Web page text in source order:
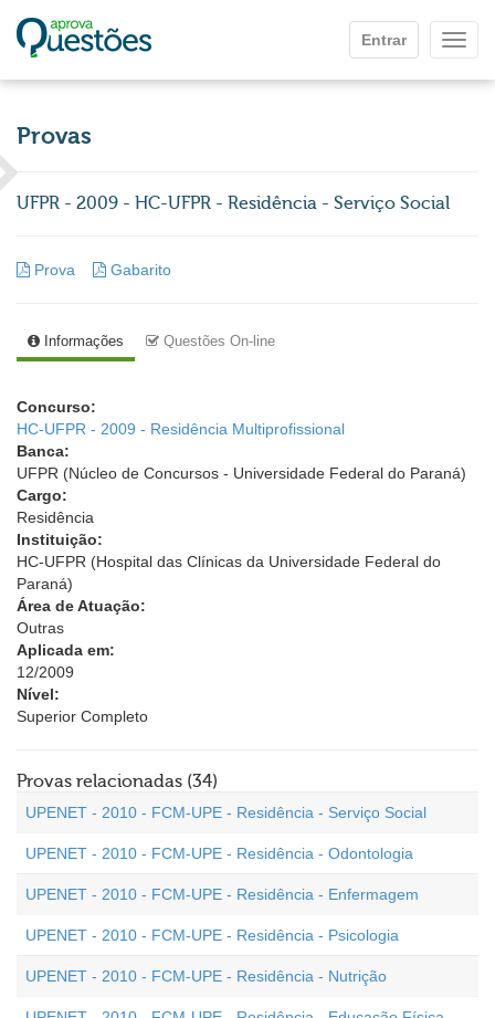
Entrar
Provas
UFPR - 2009 - HC-UFPR - Residência - Serviço Social
Prova Gabarito
Informações Questões On-line
Concurso:
HC-UFPR - 2009 - Residência Multiprofissional
Banca:
UFPR (Núcleo de Concursos - Universidade Federal do Paraná)
Cargo:
Residência
Instituição:
HC-UFPR (Hospital das Clínicas da Universidade Federal do
Paraná)
Área de Atuação:
Outras
Aplicada em:
12/2009
Nível:
Superior Completo
Provas relacionadas (34)
UPENET - 2010 - FCM-UPE - Residência - Serviço Social
UPENET - 2010 - FCM-UPE - Residência - Odontologia
UPENET - 2010 - FCM-UPE - Residência - Enfermagem
UPENET - 2010 - FCM-UPE - Residência - Psicologia
UPENET - 2010 - FCM-UPE - Residência - Nutrição